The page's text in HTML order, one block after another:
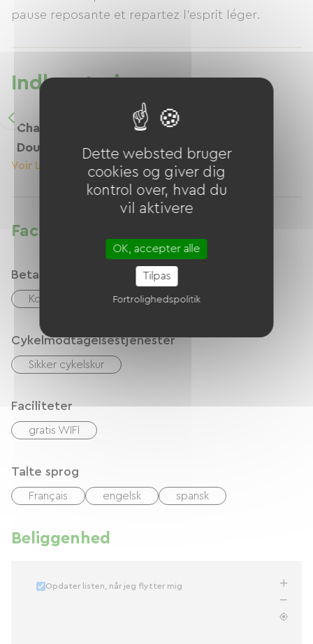
serveres ikke morgenmad.
pause reposante et repartez l’esprit léger.
Indkvartering
Chambre Triple - Lit
Double Et Lit Simple
Voir Le Logement
Faciliteter
Betalingsmåder
Kontanter Overførsel
Cykelmodtagelsestjenester
Sikker cykelskur
Faciliteter
gratis WIFI
Talte sprog
Français engelsk spansk
Beliggenhed
Opdater listen, når jeg flytter mig
Dette websted bruger
cookies og giver dig
kontrol over, hvad du
vil aktivere
OK, accepter alle
Tilpas
Fortrolighedspolitik